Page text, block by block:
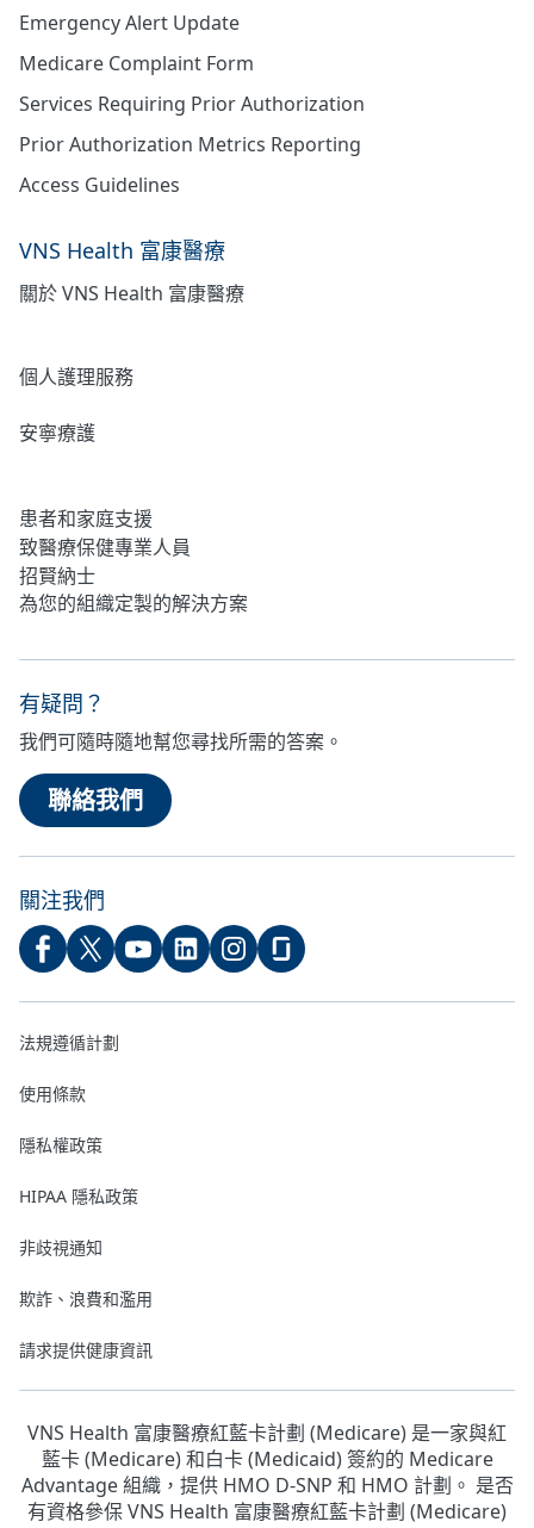
Emergency Alert Update
Medicare Complaint Form
Services Requiring Prior Authorization
Prior Authorization Metrics Reporting
Access Guidelines
VNS Health 富康醫療
關於 VNS Health 富康醫療
個人護理服務
安寧療護
患者和家庭支援
致醫療保健專業人員
招賢納士
為您的組織定製的解決方案
有疑問？
我們可隨時隨地幫您尋找所需的答案。
聯絡我們
關注我們
法規遵循計劃
使用條款
隱私權政策
HIPAA 隱私政策
非歧視通知
欺詐、浪費和濫用
請求提供健康資訊
VNS Health 富康醫療紅藍卡計劃 (Medicare) 是一家與紅
藍卡 (Medicare) 和白卡 (Medicaid) 簽約的 Medicare
Advantage 組織，提供 HMO D-SNP 和 HMO 計劃。 是否
有資格參保 VNS Health 富康醫療紅藍卡計劃 (Medicare)